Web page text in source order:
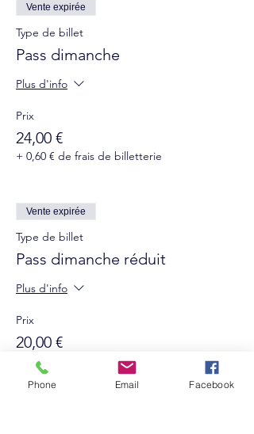
Vente expirée
Type de billet
Pass dimanche
Plus d'info
Prix
24,00 €
+ 0,60 € de frais de billetterie
Vente expirée
Type de billet
Pass dimanche réduit
Plus d'info
Prix
20,00 €
+ 0,50 € de frais de billetterie
Phone Email Facebook